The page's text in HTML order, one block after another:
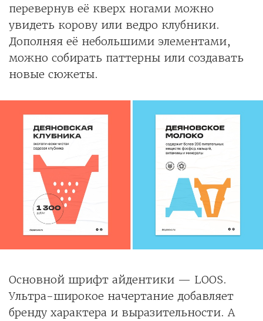
перевернув её кверх ногами можно
увидеть корову или ведро клубники.
Дополняя её небольшими элементами,
можно собирать паттерны или создавать
новые сюжеты.
Основной шрифт айдентики — LOOS.
Ультра-широкое начертание добавляет
бренду характера и выразительности. А